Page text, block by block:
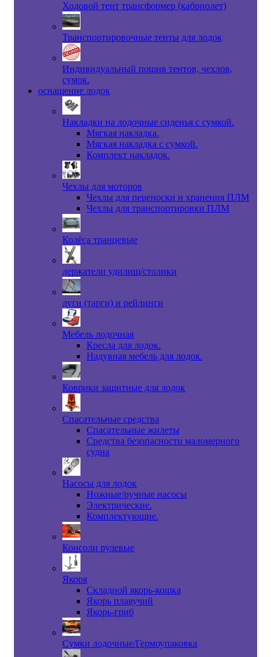
Ходовой тент трансформер (кабриолет)
Транспортировочные тенты для лодок
Индивидуальный пошив тентов, чехлов,
сумок.
оснащение лодок
Накладки на лодочные сиденья с сумкой.
Мягкая накладка.
Мягкая накладка с сумкой.
Комплект накладок.
Чехлы для моторов
Чехлы для переноски и хранения ПЛМ
Чехлы для транспортировки ПЛМ
Колёса транцевые
держатели удилищ/столики
дуги (тарги) и рейлинги
Мебель лодочная
Кресла для лодок.
Надувная мебель для лодок.
Коврики защитные для лодок
Спасательные средства
Спасательные жилеты
Средства безопасности маломерного
судна
Насосы для лодок
Ножные/ручные насосы
Электрические.
Комплектующие.
Консоли рулевые
Якоря
Складной якорь-кошка
Якорь плавучий
Якорь-гриб
Сумки лодочные/Гермоупаковка